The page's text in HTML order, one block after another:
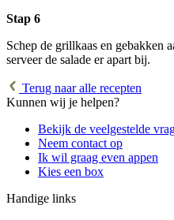
Stap 6
Schep de grillkaas en gebakken
serveer de salade er apart bij.
Terug naar alle recepten
Kunnen wij je helpen?
Bekijk de veelgestelde
Neem contact op
Ik wil graag even appen
Kies een box
Handige links